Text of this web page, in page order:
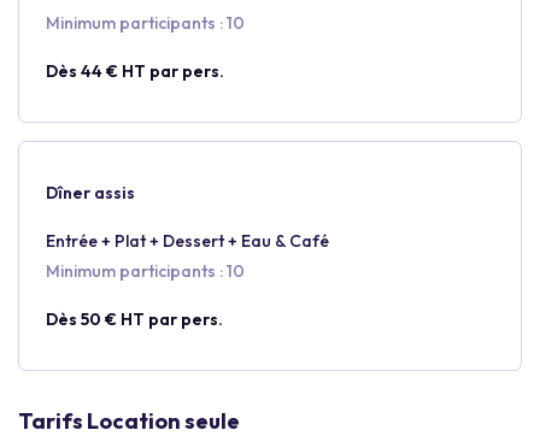
Minimum participants : 10
Dès 44 € HT par pers.
Dîner assis
Entrée + Plat + Dessert + Eau & Café
Minimum participants : 10
Dès 50 € HT par pers.
Tarifs Location seule